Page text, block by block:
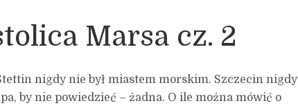
Marsa cz. 2
nigdy nie był miastem morskim. Szczecin nigdy
by nie powiedzieć – żadna. O ile można mówić o